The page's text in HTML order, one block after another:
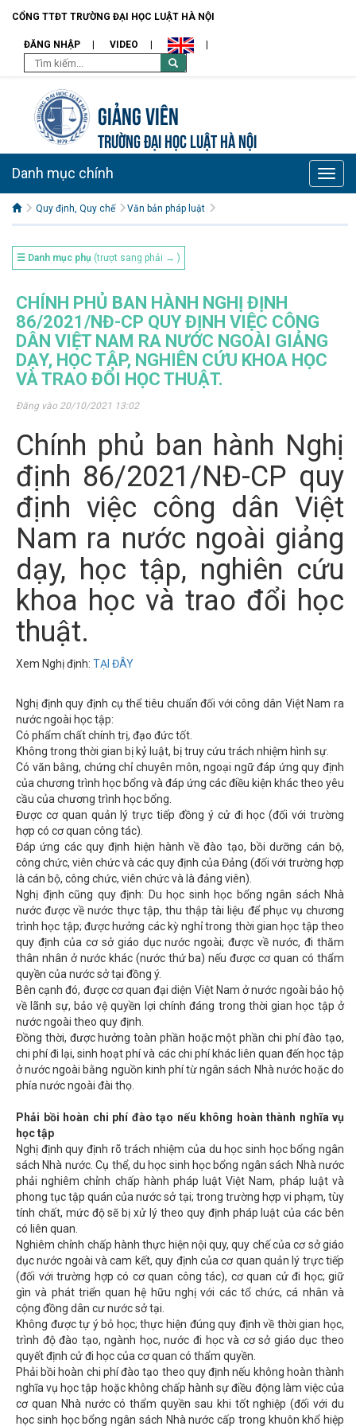
CỔNG TTĐT TRƯỜNG ĐẠI HỌC LUẬT HÀ NỘI
ĐĂNG NHẬP VIDEO
Giảng viên
TRƯỜNG ĐẠI HỌC LUẬT HÀ NỘI
Toggle
Danh mục chính
Quy định, Quy chế Văn bản pháp luật
☰ Danh mục phụ (trượt sang phải → )
CHÍNH PHỦ BAN HÀNH NGHỊ ĐỊNH
86/2021/NĐ-CP QUY ĐỊNH VIỆC CÔNG
DÂN VIỆT NAM RA NƯỚC NGOÀI GIẢNG
DẠY, HỌC TẬP, NGHIÊN CỨU KHOA HỌC
VÀ TRAO ĐỔI HỌC THUẬT.
Đăng vào 20/10/2021 13:02
Chính phủ ban hành Nghị
định 86/2021/NĐ-CP quy
định việc công dân Việt
Nam ra nước ngoài giảng
dạy, học tập, nghiên cứu
khoa học và trao đổi học
thuật.
Xem Nghị định: TẠI ĐÂY
Nghị định quy định cụ thể tiêu chuẩn đối với công dân Việt Nam ra
nước ngoài học tập:
Có phẩm chất chính trị, đạo đức tốt.
Không trong thời gian bị kỷ luật, bị truy cứu trách nhiệm hình sự.
Có văn bằng, chứng chỉ chuyên môn, ngoại ngữ đáp ứng quy định
của chương trình học bổng và đáp ứng các điều kiện khác theo yêu
cầu của chương trình học bổng.
Được cơ quan quản lý trực tiếp đồng ý cử đi học (đối với trường
hợp có cơ quan công tác).
Đáp ứng các quy định hiện hành về đào tạo, bồi dưỡng cán bộ,
công chức, viên chức và các quy định của Đảng (đối với trường hợp
là cán bộ, công chức, viên chức và là đảng viên).
Nghị định cũng quy định: Du học sinh học bổng ngân sách Nhà
nước được về nước thực tập, thu thập tài liệu để phục vụ chương
trình học tập; được hưởng các kỳ nghỉ trong thời gian học tập theo
quy định của cơ sở giáo dục nước ngoài; được về nước, đi thăm
thân nhân ở nước khác (nước thứ ba) nếu được cơ quan có thẩm
quyền của nước sở tại đồng ý.
Bên cạnh đó, được cơ quan đại diện Việt Nam ở nước ngoài bảo hộ
về lãnh sự, bảo vệ quyền lợi chính đáng trong thời gian học tập ở
nước ngoài theo quy định.
Đồng thời, được hưởng toàn phần hoặc một phần chi phí đào tạo,
chi phí đi lại, sinh hoạt phí và các chi phí khác liên quan đến học tập
ở nước ngoài bằng nguồn kinh phí từ ngân sách Nhà nước hoặc do
phía nước ngoài đài thọ.
Phải bồi hoàn chi phí đào tạo nếu không hoàn thành nghĩa vụ
học tập
Nghị định quy định rõ trách nhiệm của du học sinh học bổng ngân
sách Nhà nước. Cụ thể, du học sinh học bổng ngân sách Nhà nước
phải nghiêm chỉnh chấp hành pháp luật Việt Nam, pháp luật và
phong tục tập quán của nước sở tại; trong trường hợp vi phạm, tùy
tính chất, mức độ sẽ bị xử lý theo quy định pháp luật của các bên
có liên quan.
Nghiêm chỉnh chấp hành thực hiện nội quy, quy chế của cơ sở giáo
dục nước ngoài và cam kết, quy định của cơ quan quản lý trực tiếp
(đối với trường hợp có cơ quan công tác), cơ quan cử đi học; giữ
gìn và phát triển quan hệ hữu nghị với các tổ chức, cá nhân và
cộng đồng dân cư nước sở tại.
Không được tự ý bỏ học; thực hiện đúng quy định về thời gian học,
trình độ đào tạo, ngành học, nước đi học và cơ sở giáo dục theo
quyết định cử đi học của cơ quan có thẩm quyền.
Phải bồi hoàn chi phí đào tạo theo quy định nếu không hoàn thành
nghĩa vụ học tập hoặc không chấp hành sự điều động làm việc của
cơ quan Nhà nước có thẩm quyền sau khi tốt nghiệp (đối với du
học sinh học bổng ngân sách Nhà nước cấp trong khuôn khổ hiệp